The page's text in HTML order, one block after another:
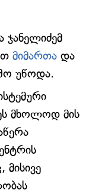
ჯანელიძემ
მიმართა და
უწოდა.
მხოლოდ მის
მისივე